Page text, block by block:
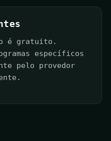
é gratuito.
específicos
pelo provedor